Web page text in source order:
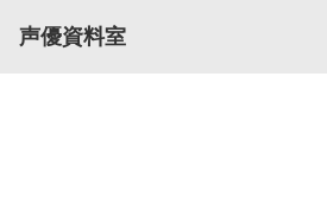
声優資料室